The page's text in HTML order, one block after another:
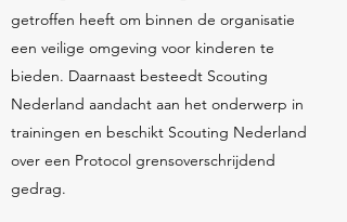
getroffen heeft om binnen de organisatie
een veilige omgeving voor kinderen te
bieden. Daarnaast besteedt Scouting
Nederland aandacht aan het onderwerp in
trainingen en beschikt Scouting Nederland
over een Protocol grensoverschrijdend
gedrag.